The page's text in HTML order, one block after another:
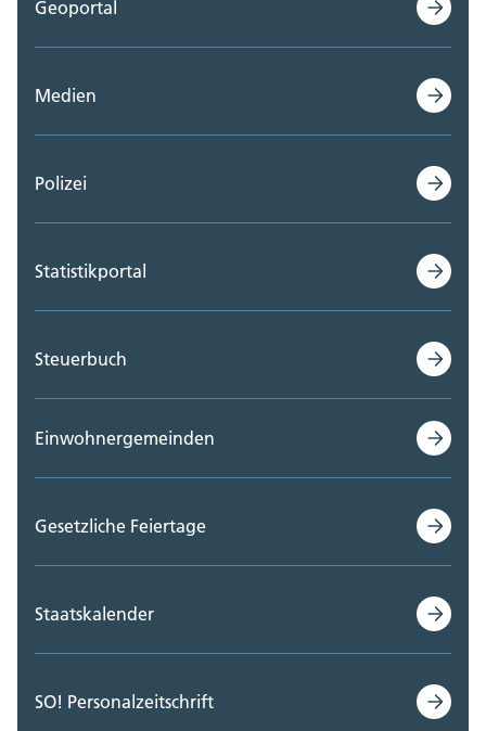
Geoportal
Medien
Polizei
Statistikportal
Steuerbuch
Einwohnergemeinden
Gesetzliche Feiertage
Staatskalender
SO! Personalzeitschrift